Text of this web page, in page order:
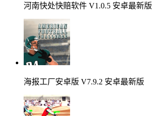
河南快处快赔软件 V1.0.5 安卓最新版
海报工厂安卓版 V7.9.2 安卓最新版